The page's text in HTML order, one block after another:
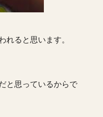
れると思います。
と思っているからで